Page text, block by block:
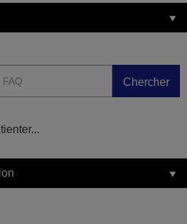
Chercher